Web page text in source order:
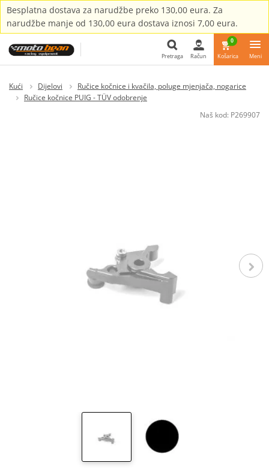
Besplatna dostava za narudžbe preko 130,00 eura. Za
narudžbe manje od 130,00 eura dostava iznosi 7,00 eura.
Pretraga
Pretraga Račun
0
Košarica Meni
Kući Dijelovi
Ručice kočnice i kvačila, poluge mjenjača, nogarice
Ručice kočnice PUIG - TÜV odobrenje
Naš kod: P269907